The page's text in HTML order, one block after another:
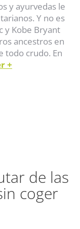
y ayurvedas le
Y no es
y Kobe Bryant
ancestros en
todo crudo. En
+
de las
coger